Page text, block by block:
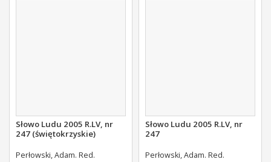
Słowo Ludu 2005 R.LV, nr
247 (świętokrzyskie)
Perłowski, Adam. Red.
Słowo Ludu 2005 R.LV, nr
247
Perłowski, Adam. Red.